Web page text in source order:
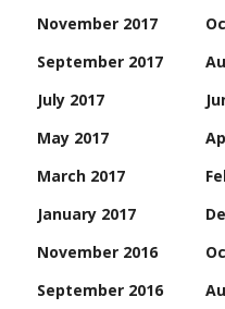
November 2017
September 2017
July 2017
May 2017
March 2017
January 2017
November 2016
September 2016